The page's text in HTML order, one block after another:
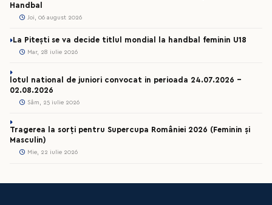
Handbal
Joi, 06 august 2026
La Pitești se va decide titlul mondial la handbal feminin U18
Mar, 28 iulie 2026
lotul national de juniori convocat in perioada 24.07.2026 –
02.08.2026
Sâm, 25 iulie 2026
Tragerea la sorți pentru Supercupa României 2026 (Feminin și
Masculin)
Mie, 22 iulie 2026